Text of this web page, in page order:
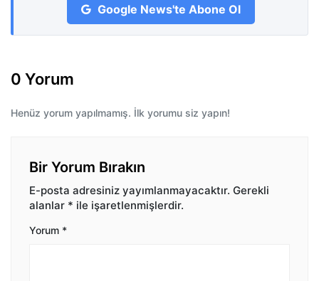
Google News'te Abone Ol
0 Yorum
Henüz yorum yapılmamış. İlk yorumu siz yapın!
Bir Yorum Bırakın
E-posta adresiniz yayımlanmayacaktır. Gerekli
alanlar * ile işaretlenmişlerdir.
Yorum *